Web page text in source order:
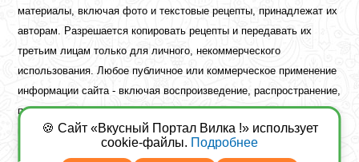
материалы, включая фото и текстовые рецепты, принадлежат их
авторам. Разрешается копировать рецепты и передавать их
третьим лицам только для личного, некоммерческого
использования. Любое публичное или коммерческое применение
информации сайта - включая воспроизведение, распространение,
публикацию или обработку - возможно лишь при наличии
предварительного письменного разрешения правообладателя.
Copyright ©2026 Вкусный Портал Вилка
🍪 Сайт «Вкусный Портал Вилка !» использует
cookie-файлы. Подробнее